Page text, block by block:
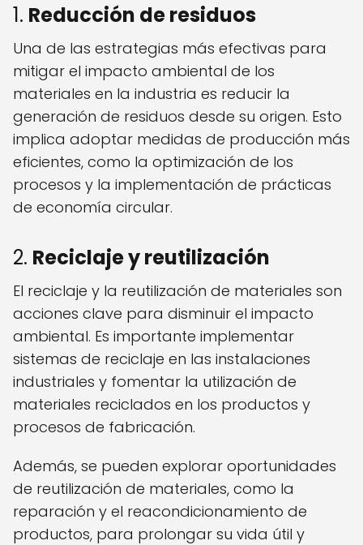
1. Reducción de residuos
Una de las estrategias más efectivas para
mitigar el impacto ambiental de los
materiales en la industria es reducir la
generación de residuos desde su origen. Esto
implica adoptar medidas de producción más
eficientes, como la optimización de los
procesos y la implementación de prácticas
de economía circular.
2. Reciclaje y reutilización
El reciclaje y la reutilización de materiales son
acciones clave para disminuir el impacto
ambiental. Es importante implementar
sistemas de reciclaje en las instalaciones
industriales y fomentar la utilización de
materiales reciclados en los productos y
procesos de fabricación.
Además, se pueden explorar oportunidades
de reutilización de materiales, como la
reparación y el reacondicionamiento de
productos, para prolongar su vida útil y